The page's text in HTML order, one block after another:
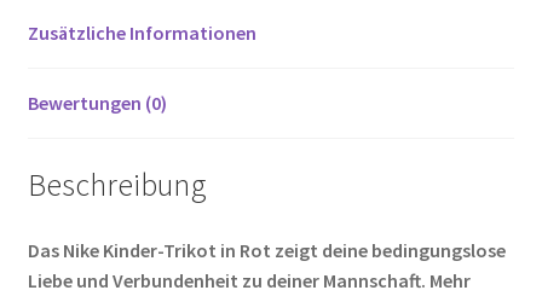
k
Zusätzliche Informationen
Bewertungen (0)
Beschreibung
Das Nike Kinder-Trikot in Rot zeigt deine bedingungslose
Liebe und Verbundenheit zu deiner Mannschaft. Mehr